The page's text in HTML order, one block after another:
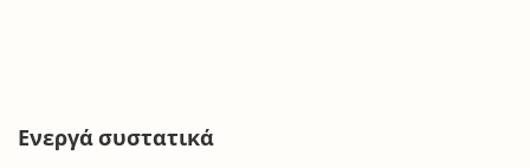
Ενεργά συστατικά